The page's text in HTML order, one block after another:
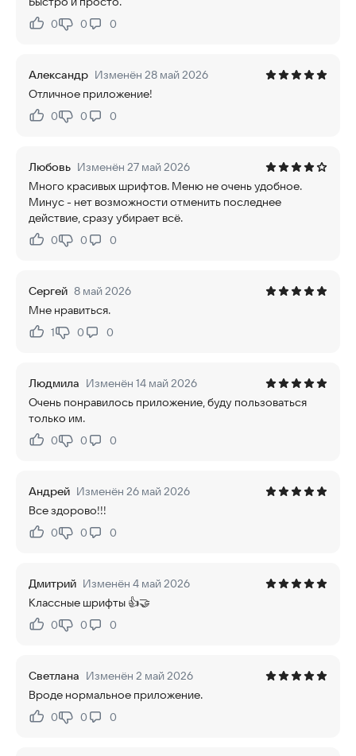
Нравится:
0Не нравится:
0 0
Александр Изменён 28 май 2026
Отличное приложение!
Нравится:
0Не нравится:
0 0
Любовь Изменён 27 май 2026
Много красивых шрифтов. Меню не очень удобное.
Минус - нет возможности отменить последнее
действие, сразу убирает всё.
Нравится:
0Не нравится:
0 0
Сергей 8 май 2026
Мне нравиться.
Нравится:
1Не нравится:
0 0
Людмила Изменён 14 май 2026
Очень понравилось приложение, буду пользоваться
только им.
Нравится:
0Не нравится:
0 0
Андрей Изменён 26 май 2026
Все здорово!!!
Нравится:
0Не нравится:
0 0
Дмитрий Изменён 4 май 2026
Классные шрифты 👍🤝
Нравится:
0Не нравится:
0 0
Светлана Изменён 2 май 2026
Вроде нормальное приложение.
Нравится:
0Не нравится:
0 0